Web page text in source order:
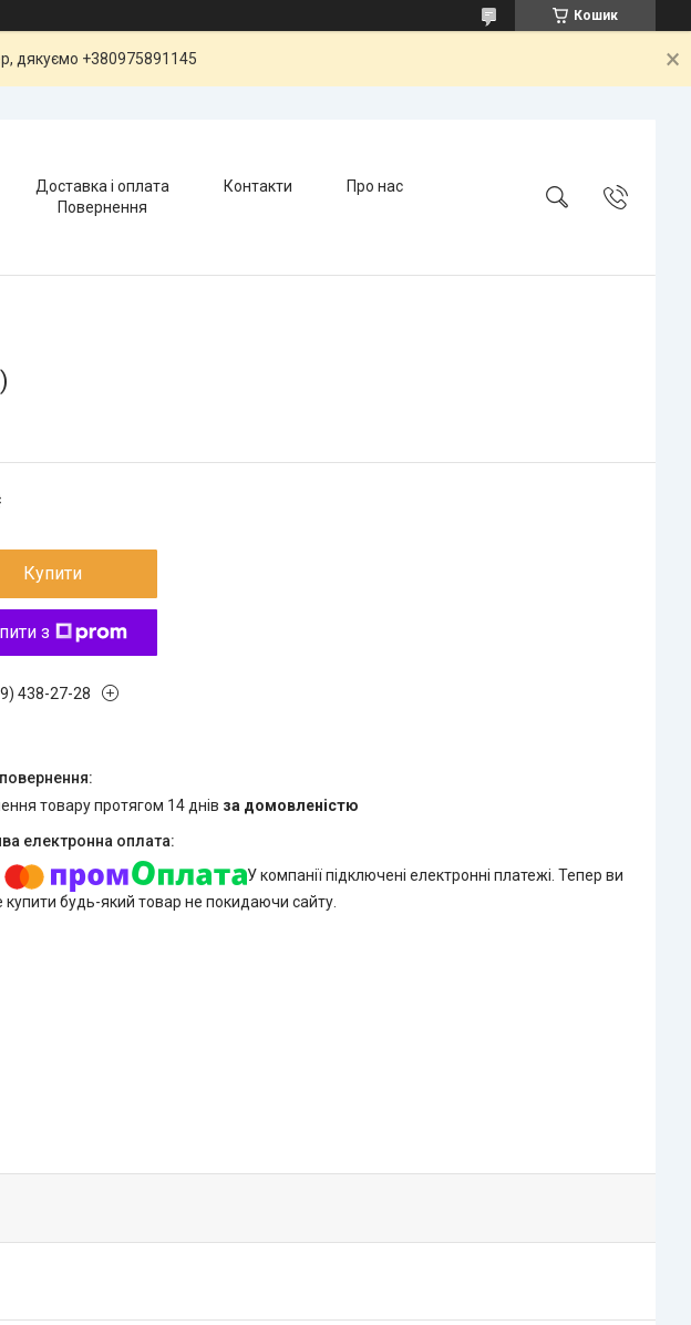
Кошик
дякуємо +380975891145
Доставка і оплата Контакти
Про нас
Повернення
Купити
з
438-27-28
товару протягом 14 днів за домовленістю
У компанії підключені електронні платежі. Тепер ви
будь-який товар не покидаючи сайту.